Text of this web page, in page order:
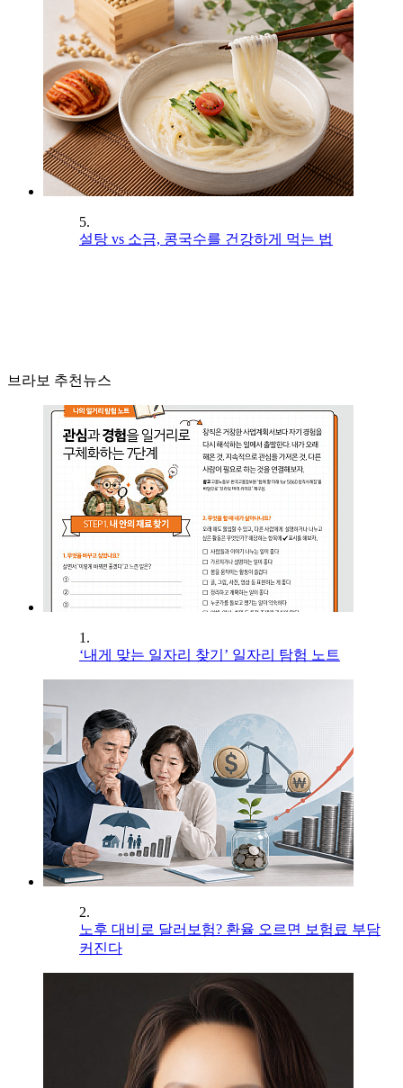
5.
설탕 vs 소금, 콩국수를 건강하게 먹는 법
브라보 추천뉴스
1.
‘내게 맞는 일자리 찾기’ 일자리 탐험 노트
2.
노후 대비로 달러보험? 환율 오르면 보험료 부담
커진다